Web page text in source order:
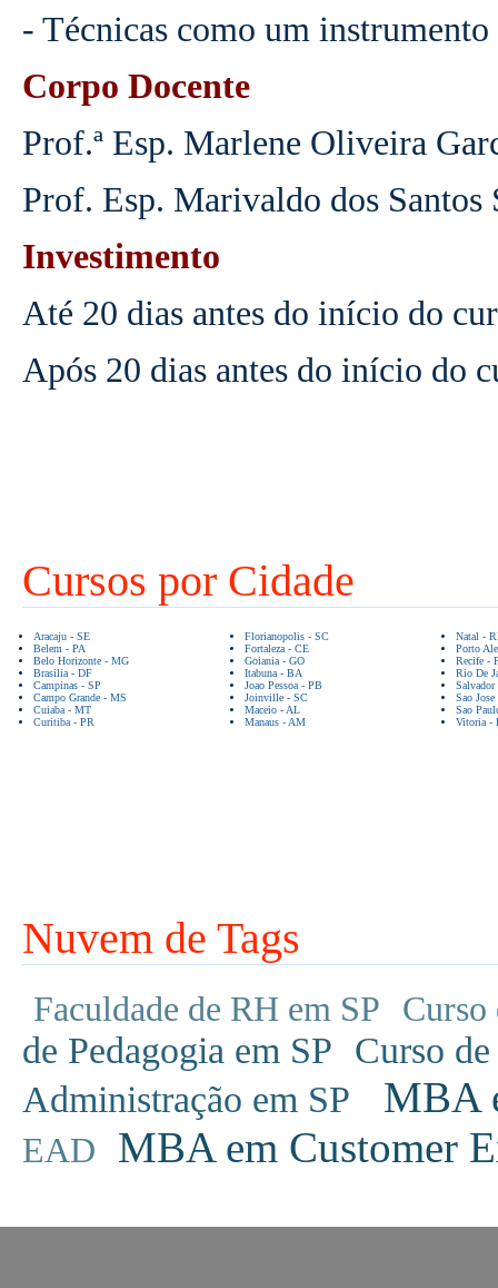
- Técnicas como um
Corpo Docente
Prof.ª Esp. Marlene Oliveira
Prof. Esp. Marivaldo dos Santos
Investimento
Até 20 dias antes do início do
Após 20 dias antes do início do
Cursos por Cidade
Aracaju - SE
Belem - PA
Belo Horizonte - MG
Brasilia - DF
Campinas - SP
Campo Grande - MS
Cuiaba - MT
Curitiba - PR
Florianopolis - SC
Fortaleza - CE
Goiania - GO
Itabuna - BA
Joao Pessoa - PB
Joinville - SC
Maceio - AL
Manaus - AM
Natal -
Porto
Recife -
Rio De
Sao
Sao
Vitoria -
Nuvem de Tags
Faculdade de RH em SP Curso
de Pedagogia em SP Curso
Administração em SP
MBA
EAD MBA em Customer